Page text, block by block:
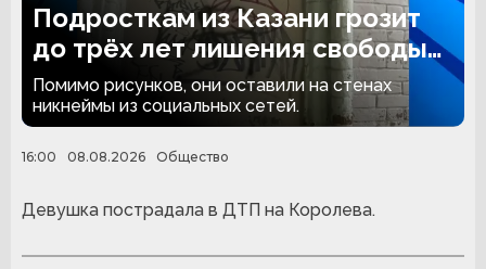
Подросткам из Казани грозит
до трёх лет лишения свободы
за граффити
Помимо рисунков, они оставили на стенах
никнеймы из социальных сетей.
16:00 08.08.2026 Общество
Девушка пострадала в ДТП на Королева.